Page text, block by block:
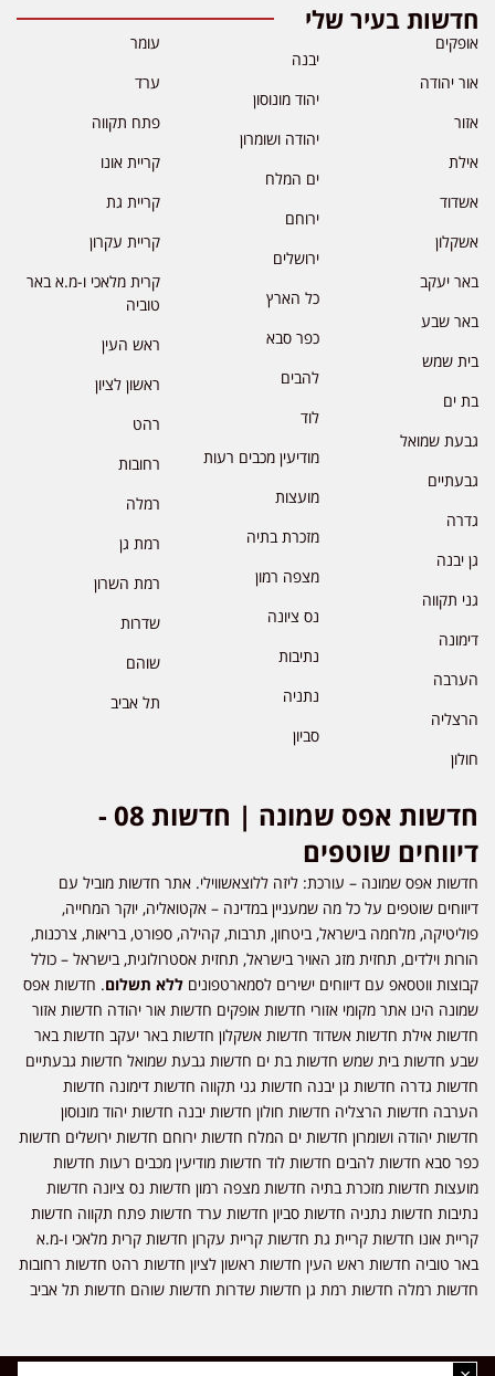
חדשות בעיר שלי
אופקים
אור יהודה
אזור
אילת
אשדוד
אשקלון
באר יעקב
באר שבע
בית שמש
בת ים
גבעת שמואל
גבעתיים
גדרה
גן יבנה
גני תקווה
דימונה
הערבה
הרצליה
חולון
יבנה
יהוד מונוסון
יהודה ושומרון
ים המלח
ירוחם
ירושלים
כל הארץ
כפר סבא
להבים
לוד
מודיעין מכבים רעות
מועצות
מזכרת בתיה
מצפה רמון
נס ציונה
נתיבות
נתניה
סביון
עומר
ערד
פתח תקווה
קריית אונו
קריית גת
קריית עקרון
קרית מלאכי ו-מ.א באר
טוביה
ראש העין
ראשון לציון
רהט
רחובות
רמלה
רמת גן
רמת השרון
שדרות
שוהם
תל אביב
חדשות אפס שמונה | חדשות 08 -
דיווחים שוטפים
חדשות אפס שמונה – עורכת: ליזה ללוצאשווילי. אתר חדשות מוביל עם
דיווחים שוטפים על כל מה שמעניין במדינה – אקטואליה, יוקר המחייה,
פוליטיקה, מלחמה בישראל, ביטחון, תרבות, קהילה, ספורט, בריאות, צרכנות,
הורות וילדים, תחזית מזג האויר בישראל, תחזית אסטרולוגית, בישראל – כולל
קבוצות ווטסאפ עם דיווחים ישירים לסמארטפונים ללא תשלום. חדשות אפס
שמונה הינו אתר מקומי אזורי חדשות אופקים חדשות אור יהודה חדשות אזור
חדשות אילת חדשות אשדוד חדשות אשקלון חדשות באר יעקב חדשות באר
שבע חדשות בית שמש חדשות בת ים חדשות גבעת שמואל חדשות גבעתיים
חדשות גדרה חדשות גן יבנה חדשות גני תקווה חדשות דימונה חדשות
הערבה חדשות הרצליה חדשות חולון חדשות יבנה חדשות יהוד מונוסון
חדשות יהודה ושומרון חדשות ים המלח חדשות ירוחם חדשות ירושלים חדשות
כפר סבא חדשות להבים חדשות לוד חדשות מודיעין מכבים רעות חדשות
מועצות חדשות מזכרת בתיה חדשות מצפה רמון חדשות נס ציונה חדשות
נתיבות חדשות נתניה חדשות סביון חדשות ערד חדשות פתח תקווה חדשות
קריית אונו חדשות קריית גת חדשות קריית עקרון חדשות קרית מלאכי ו-מ.א
באר טוביה חדשות ראש העין חדשות ראשון לציון חדשות רהט חדשות רחובות
חדשות רמלה חדשות רמת גן חדשות שדרות חדשות שוהם חדשות תל אביב